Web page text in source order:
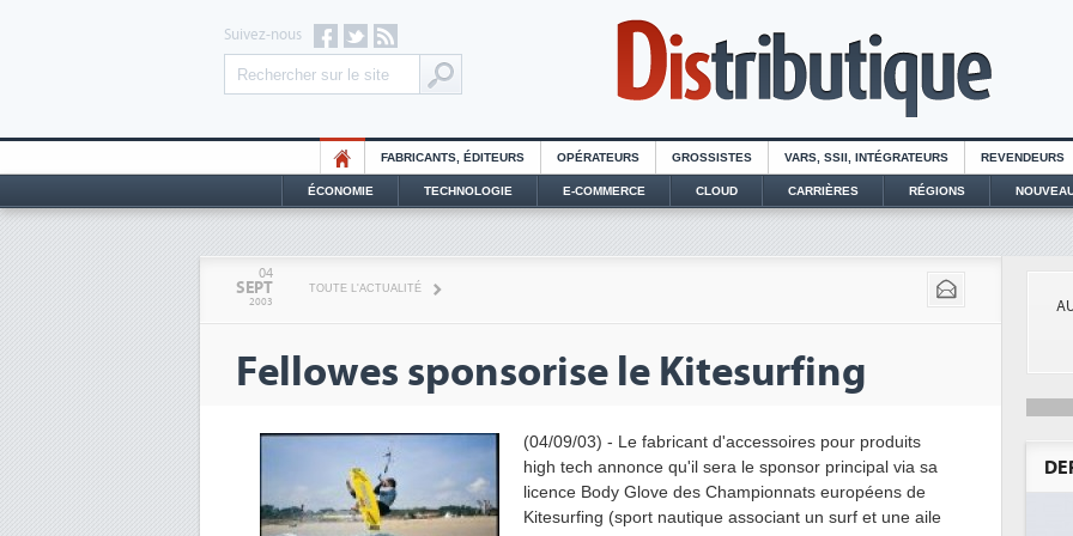
Suivez-nous
FABRICANTS, ÉDITEURS OPÉRATEURS GROSSISTES VARS, SSII, INTÉGRATEURS REVENDEURS
ÉCONOMIE TECHNOLOGIE E-COMMERCE CLOUD CARRIÈRES RÉGIONS
04
SEPT
2003
TOUTE L'ACTUALITÉ
Fellowes sponsorise le Kitesurfing
(04/09/03) - Le fabricant d'accessoires pour produits
high tech annonce qu'il sera le sponsor principal via sa
licence Body Glove des Championnats européens de
Kitesurfing (sport nautique associant un surf et une aile